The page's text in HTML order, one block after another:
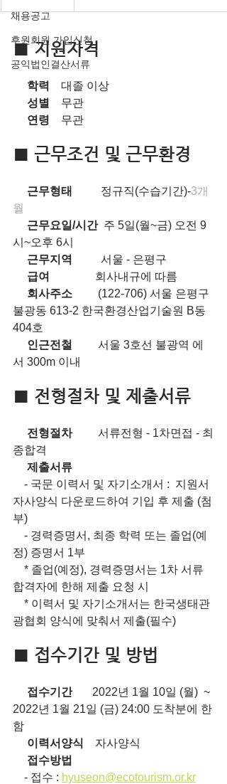
채용공고
후원회원 가입신청
공익법인결산서류
■ 지원자격
     학력
대졸 이상
     성별
무관
     연령
무관
■ 근무조건 및 근무환경
     근무형태
정규직(수습기간)-3개
월
     근무요일/시간
주 5일(월~금) 오전 9
시~오후 6시
     근무지역
서울 - 은평구
     급여
회사내규에 따름
     회사주소
(122-706) 서울 은평구
불광동 613-2 한국환경산업기술원 B동
404호
     인근전철
서울 3호선 불광역 에
서 300m 이내
■ 전형절차 및 제출서류
     전형절차
서류전형 - 1차면접 - 최
종합격
     제출서류
자사양식 다운로드하여 기입 후 제출 (첨
부)
정) 증명서 1부
합격자에 한해 제출 요청 시
광협회 양식에 맞춰서 제출(필수)
■ 접수기간 및 방법
     접수기간
2022년 1월 10일 (월)  ~
2022년 1월 21일 (금) 24:00 도착분에 한
함
     이력서양식
자사양식
     접수방법
    - 접수 :
hyuseon@ecotourism.or.kr